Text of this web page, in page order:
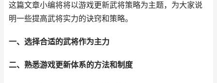
这篇文章小编将将以游戏更新武将策略为主题，为大家说
明一些提高武将实力的诀窍和策略。
一、选择合适的武将作为主力
二、熟悉游戏更新体系的方法和制度